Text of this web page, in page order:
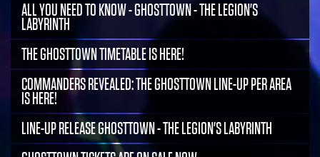
ALL YOU NEED TO KNOW - GHOSTTOWN - THE LEGION'S
LABYRINTH
THE GHOSTTOWN TIMETABLE IS HERE!
COMMANDERS REVEALED: THE GHOSTTOWN LINE-UP PER AREA
IS HERE!
LINE-UP RELEASE GHOSTTOWN - THE LEGION'S LABYRINTH